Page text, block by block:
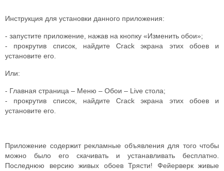
Инструкция для установки данного приложения:
- запустите приложение, нажав на кнопку «Изменить обои»;
- прокрутив список, найдите Crack экрана этих обоев и
установите его.
Или:
- Главная страница – Меню – Обои – Live стола;
- прокрутив список, найдите Crack экрана этих обоев и
установите его.
Приложение содержит рекламные объявления для того чтобы
можно было его скачивать и устанавливать бесплатно.
Последнюю версию живых обоев Трясти! Фейерверк живые